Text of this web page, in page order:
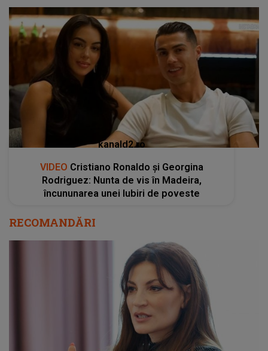
kanald2.ro
Cristiano Ronaldo și Georgina
Rodriguez: Nunta de vis în Madeira,
încununarea unei Iubiri de poveste
Ioana Ginghina, afectată de decizia radicală a
fiicei sale: "Săm și discutăm pe tema asta și
mai plâng. Îmi e foarte greu”